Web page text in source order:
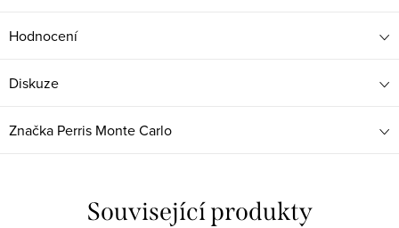
Hodnocení
Diskuze
Značka Perris Monte Carlo
Související produkty